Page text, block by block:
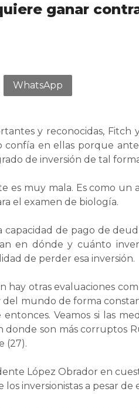
ganar
WhatsApp
y reconocidas,
confía en ellas porque
de inversión de tal
es muy mala. Es como
el examen de biología.
capacidad de pago de
en dónde y cuánto
de perder esa inversión.
hay otras evaluaciones
del mundo de forma
Veamos si las
donde son más corruptos
(27).
López Obrador en
los inversionistas a pesar